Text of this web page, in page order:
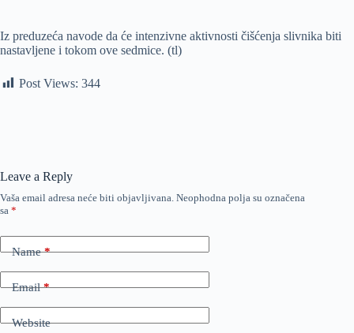
Iz preduzeća navode da će intenzivne aktivnosti čišćenja slivnika biti
nastavljene i tokom ove sedmice. (tl)
Post Views: 344
Leave a Reply
Vaša email adresa neće biti objavljivana. Neophodna polja su označena
sa *
Name*
Email*
Website